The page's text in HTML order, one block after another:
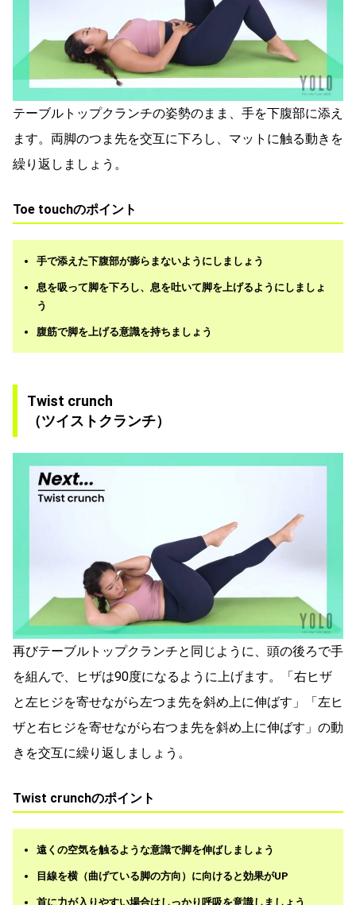
テーブルトップクランチの姿勢のまま、手を下腹部に添え
ます。両脚のつま先を交互に下ろし、マットに触る動きを
繰り返しましょう。
Toe touchのポイント
手で添えた下腹部が膨らまないようにしましょう
息を吸って脚を下ろし、息を吐いて脚を上げるようにしましょ
う
腹筋で脚を上げる意識を持ちましょう
Twist crunch
（ツイストクランチ）
再びテーブルトップクランチと同じように、頭の後ろで手
を組んで、ヒザは90度になるように上げます。「右ヒザ
と左ヒジを寄せながら左つま先を斜め上に伸ばす」「左ヒ
ザと右ヒジを寄せながら右つま先を斜め上に伸ばす」の動
きを交互に繰り返しましょう。
Twist crunchのポイント
遠くの空気を触るような意識で脚を伸ばしましょう
目線を横（曲げている脚の方向）に向けると効果がUP
首に力が入りやすい場合はしっかり呼吸を意識しましょう